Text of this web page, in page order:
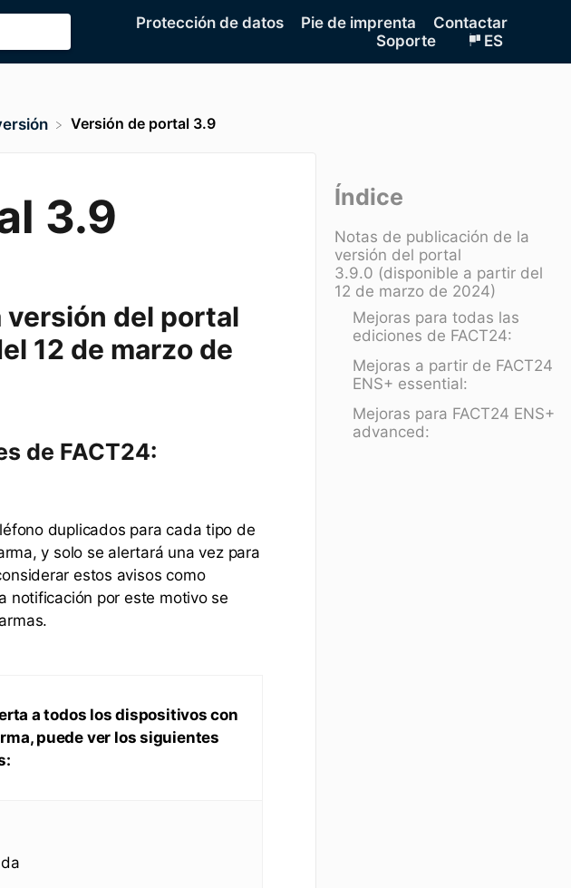
Protección de datos Pie de imprenta
Contactar
Soporte
ES
Índice
Notas de publicación de la
versión del portal
3.9.0 (disponible a partir del
12 de marzo de 2024)
Mejoras para todas las
ediciones de FACT24:
Mejoras a partir de FACT24
ENS+ essential:
Mejoras para FACT24 ENS+
advanced:
Versión de portal 3.9
3.9
versión del portal
12 de marzo de
de FACT24:
duplicados para cada tipo de
y solo se alertará una vez para
estos avisos como
notificación por este motivo se
a todos los dispositivos con
puede ver los siguientes